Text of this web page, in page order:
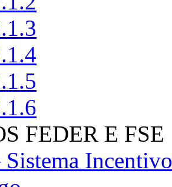
FEDER E FSE